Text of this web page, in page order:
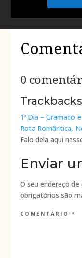
0
1º Dia – Gramado
Rota Romântica,
Falo dela aqui
Enviar
O seu endereço de
obrigatórios são
COMENTÁRIO*